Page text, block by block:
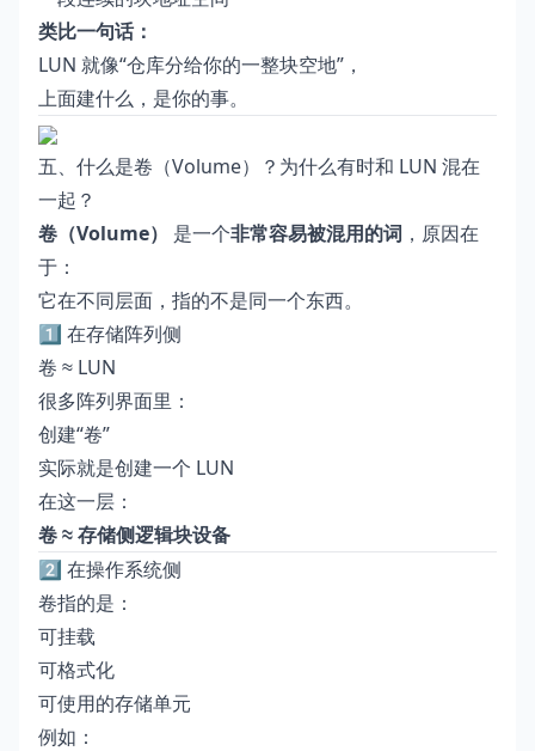
类比一句话：
LUN 就像“仓库分给你的一整块空地”，
上面建什么，是你的事。
五、什么是卷（Volume）？为什么有时和 LUN 混在
一起？
卷（Volume）
是一个非常容易被混用的词 ，原因在
于：
它在不同层面，指的不是同一个东西。
1️⃣ 在存储阵列侧
卷 ≈ LUN
很多阵列界面里：
创建“卷”
实际就是创建一个 LUN
在这一层：
卷 ≈ 存储侧逻辑块设备
2️⃣ 在操作系统侧
卷指的是：
可挂载
可格式化
可使用的存储单元
例如：